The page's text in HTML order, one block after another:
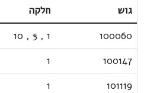
גוש
חלקה
100060
1
,
5
,
10
100147
1
101119
1